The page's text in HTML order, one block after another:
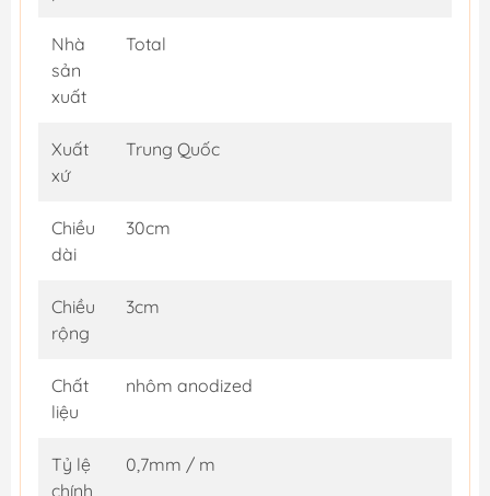
Nhà
sản
xuất
Total
Xuất
xứ
Trung Quốc
Chiều
dài
30cm
Chiều
rộng
3cm
Chất
liệu
nhôm anodized
Tỷ lệ
chính
0,7mm / m